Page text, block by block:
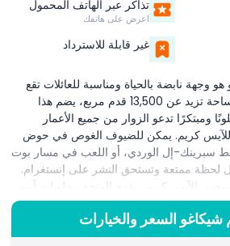
تذاكر عبر الهاتف المحمول
اعرض على هاتفك
غير قابلة للاسترداد
وجهة نابضة بالحياة ومناسبة للعائلات تقع
في متاجر برج تريبيون. بمساحة تزيد عن 13,500 قدم مربع، يضم هذا
14 تركيبًا ملونًا ومبتكرًا تدعو الزوار من جميع الأعمار
للآيس كريم. يمكن للضيوف الغوص في حوض
سبرينك-إل الوردي، أو اللعب في مسار بوت
لحظة ممتعة وتستحق النشر على إنستغرام.
ومحبي الآيس كريم، يقدم المتحف حلويات آيس
فريدة طوال التجربة. تفاجئ كل غرفة الزوار
مما يجعلها أكثر من مجرد متعة للذائقة؛ إنها
الفرح والدهشة. مثالي لأعياد الميلاد، وليالي
السعر والخيارات